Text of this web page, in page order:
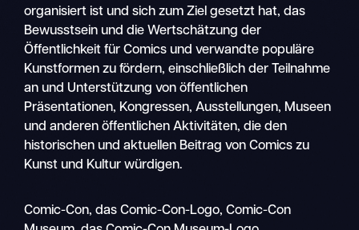
Mobile
organisiert ist und sich zum Ziel gesetzt hat, das
Bewusstsein und die Wertschätzung der
Öffentlichkeit für Comics und verwandte populäre
Kunstformen zu fördern, einschließlich der Teilnahme
an und Unterstützung von öffentlichen
Präsentationen, Kongressen, Ausstellungen, Museen
und anderen öffentlichen Aktivitäten, die den
historischen und aktuellen Beitrag von Comics zu
Kunst und Kultur würdigen.
Comic-Con, das Comic-Con-Logo, Comic-Con